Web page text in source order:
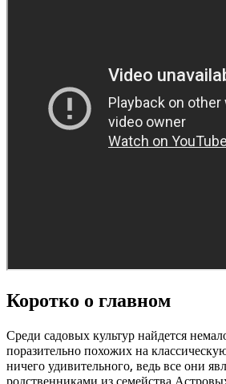
Коротко о главном
Среди садовых культур найдется
поразительно похожих на
ничего удивительного, ведь все они